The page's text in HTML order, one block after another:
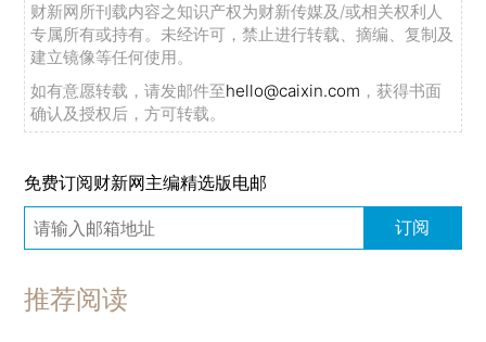
财新网所刊载内容之知识产权为财新传媒及/或相关权利人
专属所有或持有。未经许可，禁止进行转载、摘编、复制及
建立镜像等任何使用。
如有意愿转载，请发邮件至hello@caixin.com ，获得书面
确认及授权后，方可转载。
免费订阅财新网主编精选版电邮
订阅
推荐阅读